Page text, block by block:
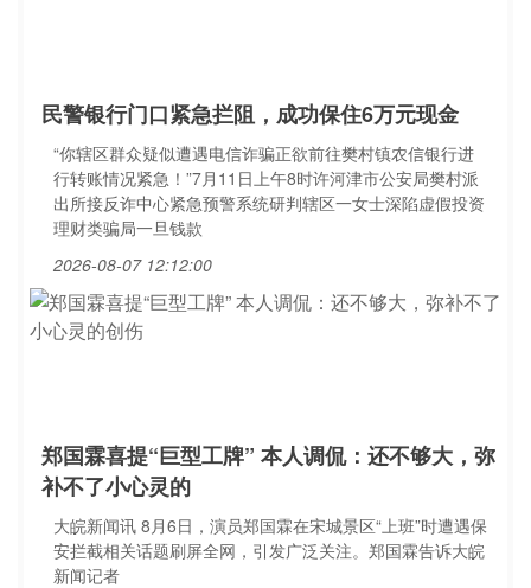
民警银行门口紧急拦阻，成功保住6万元现金
“你辖区群众疑似遭遇电信诈骗正欲前往樊村镇农信银行进
行转账情况紧急！”7月11日上午8时许河津市公安局樊村派
出所接反诈中心紧急预警系统研判辖区一女士深陷虚假投资
理财类骗局一旦钱款
2026-08-07 12:12:00
郑国霖喜提“巨型工牌” 本人调侃：还不够大，弥
补不了小心灵的
大皖新闻讯 8月6日，演员郑国霖在宋城景区“上班”时遭遇保
安拦截相关话题刷屏全网，引发广泛关注。郑国霖告诉大皖
新闻记者